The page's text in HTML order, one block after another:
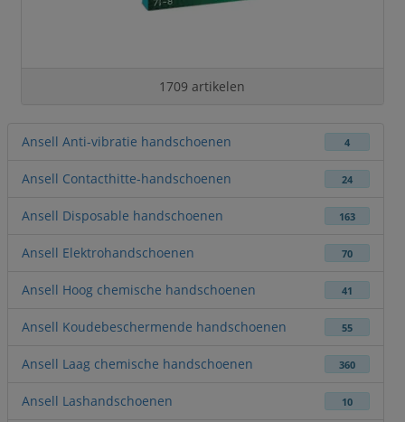
1709 artikelen
Ansell Anti-vibratie handschoenen 4
Ansell Contacthitte-handschoenen 24
Ansell Disposable handschoenen 163
Ansell Elektrohandschoenen 70
Ansell Hoog chemische handschoenen 41
Ansell Koudebeschermende handschoenen 55
Ansell Laag chemische handschoenen 360
Ansell Lashandschoenen 10